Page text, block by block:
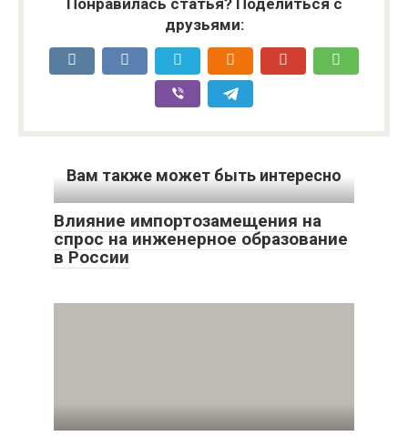
друзьями:
Вам также может быть интересно
Влияние импортозамещения на
спрос на инженерное образование
в России